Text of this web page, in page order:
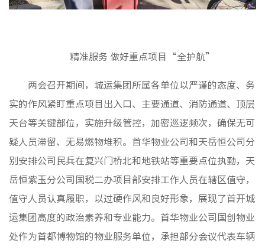
精准服务 做好重点项目“全护航”
两会召开期间，城运集团所属各单位以严谨的态度、务
实的作风紧盯重点项目出入口、主要通道、消防通道、顶层
天台等关键部位，实施升级管控，加密巡逻频次，确保无可
疑人员滞留、无易燃物堆积。首华物业公司和天岳恒公司分
别安排公司民兵在复兴门桥北和地铁站等重要点位执勤，天
岳恒紫玉分公司国税二办项目部安排工作人员在辖区值守，
值守人员认真履职，以过硬作风和良好形象，展现了首开城
运集团高度的政治素养和专业能力。首华物业公司国创物业
处作为首都博物馆的物业服务单位，承担部分会议代表车辆